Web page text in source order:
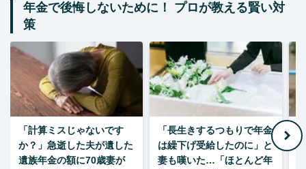
年金で後悔しないために！ プロが教える賢い対
策
「計算ミスじゃないです
か？」急逝した夫が遺した
遺族年金の額に70歳妻が
「長生きするつもりで年金
は繰下げ受給したのに」と
妻も嘆いた…「ほとんど年